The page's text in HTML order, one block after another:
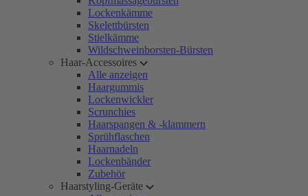
Lockenkämme
Skelettbürsten
Stielkämme
Wildschweinborsten-Bürsten
Haar-Accessoires
Alle anzeigen
Haargummis
Lockenwickler
Scrunchies
Haarspangen & -klammern
Sprühflaschen
Haarnadeln
Lockenbänder
Zubehör
Haarstyling-Geräte